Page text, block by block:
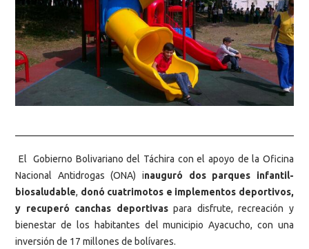
El Gobierno Bolivariano del Táchira con el apoyo de la Oficina
Nacional Antidrogas (ONA) inauguró dos parques infantil-
biosaludable, donó cuatrimotos e implementos deportivos,
y recuperó canchas deportivaspara disfrute, recreación y
bienestar de los habitantes del municipio Ayacucho, con una
inversión de 17 millones de bolívares.